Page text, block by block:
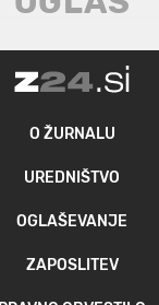
O ŽURNALU
UREDNIŠTVO
OGLAŠEVANJE
ZAPOSLITEV